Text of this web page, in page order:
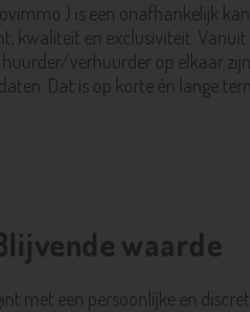
) is een onafhankelijk
kwaliteit en exclusiviteit.
verhuurder op elkaar
Dat is op korte én lange
waarde
met een persoonlijke en